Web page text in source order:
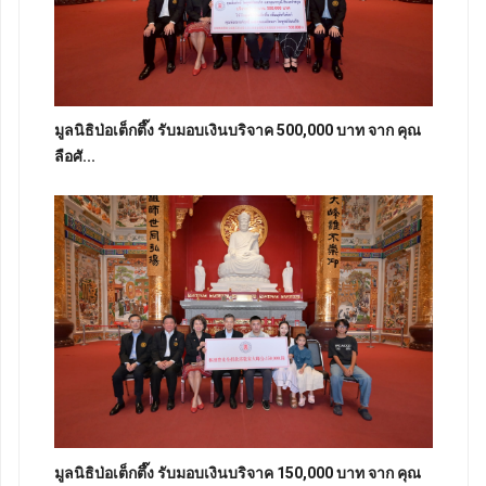
มูลนิธิป่อเต็กตึ๊ง รับมอบเงินบริจาค 500,000 บาท จาก คุณ
ลือศั...
มูลนิธิป่อเต็กตึ๊ง รับมอบเงินบริจาค 150,000 บาท จาก คุณ